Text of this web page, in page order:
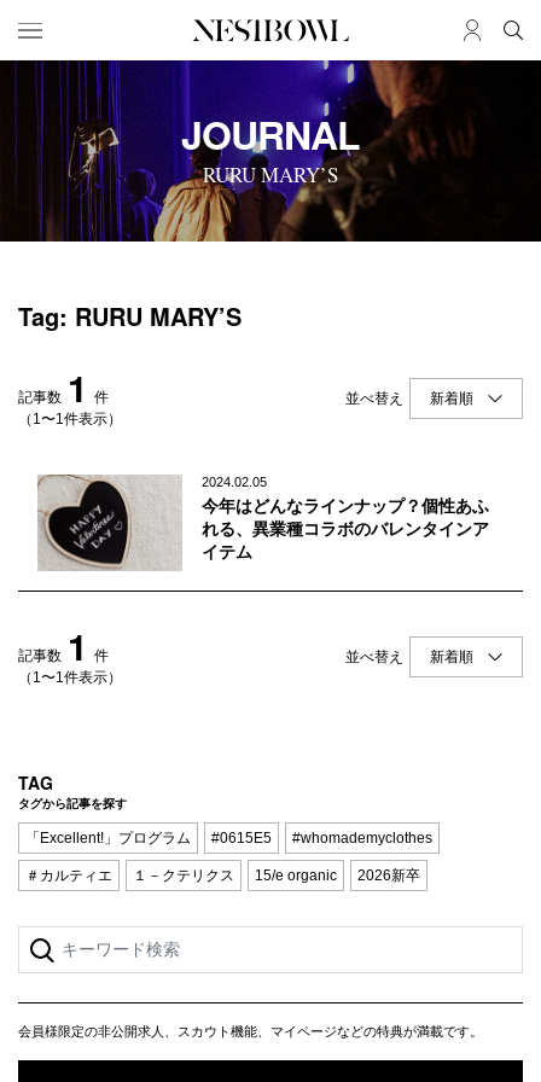
HOME
求人検索
新着求人
ブランド一覧
インタビュー
ニュース＆イベント
データ
SERVICE
初めての方へ
Q&A
企業担当の方へ
ログイン
JOURNAL
RURU MARY’S
Tag: RURU MARY’S
記事数 1
件
（1〜1件表示）
並べ替え
2024.02.05
今年はどんなラインナップ？個性あふ
れる、異業種コラボのバレンタインア
イテム
記事数 1
件
（1〜1件表示）
並べ替え
TAG
タグから記事を探す
「Excellent!」プログラム #0615E5 #whomademyclothes
＃カルティエ １－クテリクス 15/e organic 2026新卒
会員様限定の非公開求人、スカウト機能、マイページなどの特典が満載です。